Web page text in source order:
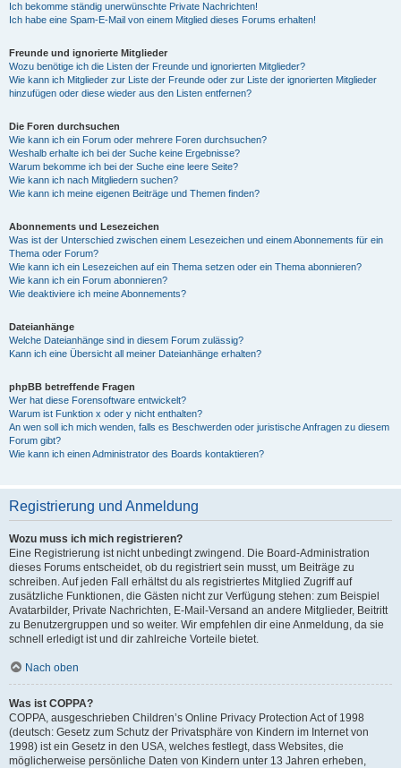
Ich bekomme ständig unerwünschte Private Nachrichten!
Ich habe eine Spam-E-Mail von einem Mitglied dieses Forums erhalten!
Freunde und ignorierte Mitglieder
Wozu benötige ich die Listen der Freunde und ignorierten Mitglieder?
Wie kann ich Mitglieder zur Liste der Freunde oder zur Liste der ignorierten Mitglieder
hinzufügen oder diese wieder aus den Listen entfernen?
Die Foren durchsuchen
Wie kann ich ein Forum oder mehrere Foren durchsuchen?
Weshalb erhalte ich bei der Suche keine Ergebnisse?
Warum bekomme ich bei der Suche eine leere Seite?
Wie kann ich nach Mitgliedern suchen?
Wie kann ich meine eigenen Beiträge und Themen finden?
Abonnements und Lesezeichen
Was ist der Unterschied zwischen einem Lesezeichen und einem Abonnements für ein
Thema oder Forum?
Wie kann ich ein Lesezeichen auf ein Thema setzen oder ein Thema abonnieren?
Wie kann ich ein Forum abonnieren?
Wie deaktiviere ich meine Abonnements?
Dateianhänge
Welche Dateianhänge sind in diesem Forum zulässig?
Kann ich eine Übersicht all meiner Dateianhänge erhalten?
phpBB betreffende Fragen
Wer hat diese Forensoftware entwickelt?
Warum ist Funktion x oder y nicht enthalten?
An wen soll ich mich wenden, falls es Beschwerden oder juristische Anfragen zu diesem
Forum gibt?
Wie kann ich einen Administrator des Boards kontaktieren?
Registrierung und Anmeldung
Wozu muss ich mich registrieren?
Eine Registrierung ist nicht unbedingt zwingend. Die Board-Administration
dieses Forums entscheidet, ob du registriert sein musst, um Beiträge zu
schreiben. Auf jeden Fall erhältst du als registriertes Mitglied Zugriff auf
zusätzliche Funktionen, die Gästen nicht zur Verfügung stehen: zum Beispiel
Avatarbilder, Private Nachrichten, E-Mail-Versand an andere Mitglieder, Beitritt
zu Benutzergruppen und so weiter. Wir empfehlen dir eine Anmeldung, da sie
schnell erledigt ist und dir zahlreiche Vorteile bietet.
Nach oben
Was ist COPPA?
COPPA, ausgeschrieben Children’s Online Privacy Protection Act of 1998
(deutsch: Gesetz zum Schutz der Privatsphäre von Kindern im Internet von
1998) ist ein Gesetz in den USA, welches festlegt, dass Websites, die
möglicherweise persönliche Daten von Kindern unter 13 Jahren erheben,